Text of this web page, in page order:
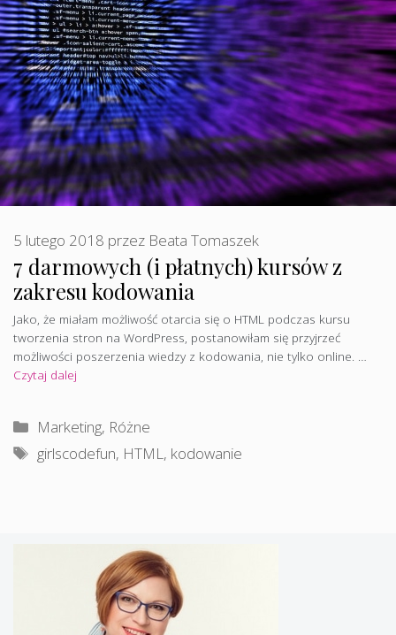
7 darmowych (i płatnych) kursów z
zakresu kodowania
5 lutego 2018 przez Beata Tomaszek
Jako, że miałam możliwość otarcia się o HTML podczas kursu
tworzenia stron na WordPress, postanowiłam się przyjrzeć
możliwości poszerzenia wiedzy z kodowania, nie tylko online. …
Czytaj dalej
Kategorie
Marketing, Różne
Tagi
girlscodefun, HTML, kodowanie